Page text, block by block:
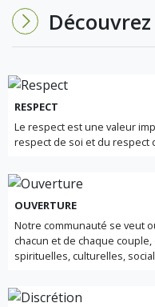
RESPECT
Le respect est une valeur
respect de soi et du respect
OUVERTURE
Notre communauté se veut
chacun et de chaque
spirituelles, culturelles,